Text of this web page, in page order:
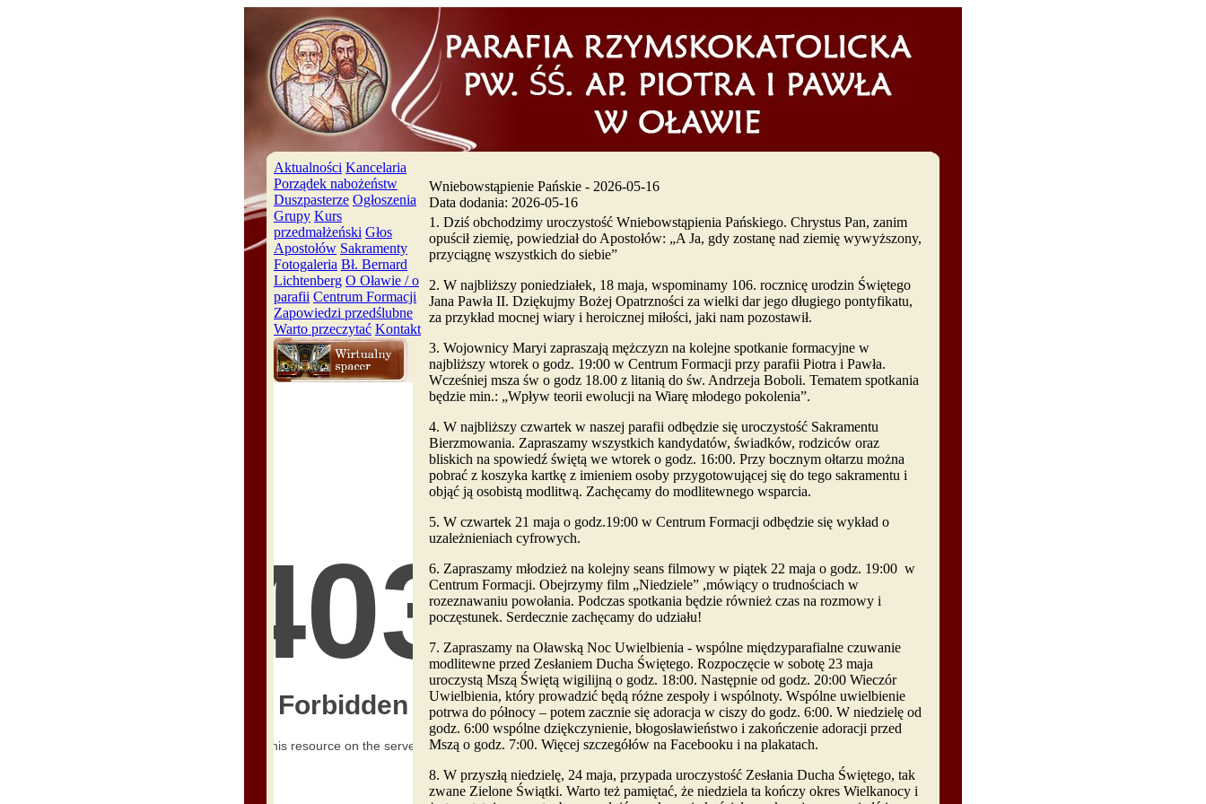
Aktualności Kancelaria
Porządek nabożeństw
Duszpasterze Ogłoszenia
Grupy Kurs
przedmałżeński Głos
Apostołów Sakramenty
Fotogaleria Bł. Bernard
Lichtenberg O Oławie / o
parafii Centrum Formacji
Zapowiedzi przedślubne
Warto przeczytać Kontakt
Wniebowstąpienie Pańskie - 2026-05-16
Data dodania: 2026-05-16
1. Dziś obchodzimy uroczystość Wniebowstąpienia Pańskiego. Chrystus Pan, zanim
opuścił ziemię, powiedział do Apostołów: „A Ja, gdy zostanę nad ziemię wywyższony,
przyciągnę wszystkich do siebie”
2. W najbliższy poniedziałek, 18 maja, wspominamy 106. rocznicę urodzin Świętego
Jana Pawła II. Dziękujmy Bożej Opatrzności za wielki dar jego długiego pontyfikatu,
za przykład mocnej wiary i heroicznej miłości, jaki nam pozostawił.
3. Wojownicy Maryi zapraszają mężczyzn na kolejne spotkanie formacyjne w
najbliższy wtorek o godz. 19:00 w Centrum Formacji przy parafii Piotra i Pawła.
Wcześniej msza św o godz 18.00 z litanią do św. Andrzeja Boboli. Tematem spotkania
będzie min.: „Wpływ teorii ewolucji na Wiarę młodego pokolenia”.
4. W najbliższy czwartek w naszej parafii odbędzie się uroczystość Sakramentu
Bierzmowania. Zapraszamy wszystkich kandydatów, świadków, rodziców oraz
bliskich na spowiedź świętą we wtorek o godz. 16:00. Przy bocznym ołtarzu można
pobrać z koszyka kartkę z imieniem osoby przygotowującej się do tego sakramentu i
objąć ją osobistą modlitwą. Zachęcamy do modlitewnego wsparcia.
5. W czwartek 21 maja o godz.19:00 w Centrum Formacji odbędzie się wykład o
uzależnieniach cyfrowych.
6. Zapraszamy młodzież na kolejny seans filmowy w piątek 22 maja o godz. 19:00 w
Centrum Formacji. Obejrzymy film „Niedziele” ,mówiący o trudnościach w
rozeznawaniu powołania. Podczas spotkania będzie również czas na rozmowy i
poczęstunek. Serdecznie zachęcamy do udziału!
7. Zapraszamy na Oławską Noc Uwielbienia - wspólne międzyparafialne czuwanie
modlitewne przed Zesłaniem Ducha Świętego. Rozpoczęcie w sobotę 23 maja
uroczystą Mszą Świętą wigilijną o godz. 18:00. Następnie od godz. 20:00 Wieczór
Uwielbienia, który prowadzić będą różne zespoły i wspólnoty. Wspólne uwielbienie
potrwa do północy – potem zacznie się adoracja w ciszy do godz. 6:00. W niedzielę od
godz. 6:00 wspólne dziękczynienie, błogosławieństwo i zakończenie adoracji przed
Mszą o godz. 7:00. Więcej szczegółów na Facebooku i na plakatach.
8. W przyszłą niedzielę, 24 maja, przypada uroczystość Zesłania Ducha Świętego, tak
zwane Zielone Świątki. Warto też pamiętać, że niedziela ta kończy okres Wielkanocy i